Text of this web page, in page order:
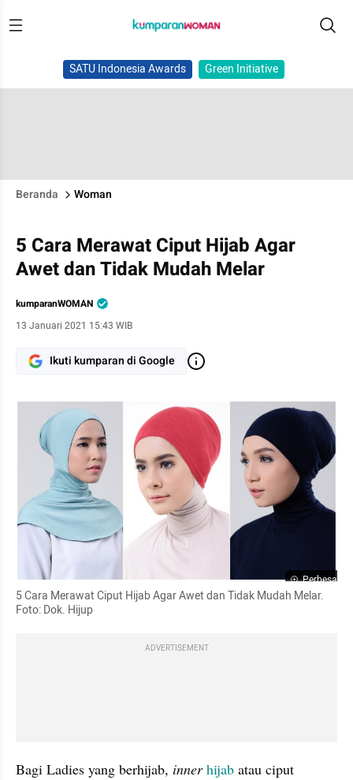
SATU Indonesia Awards Green Initiative
Beranda Woman
5 Cara Merawat Ciput Hijab Agar
Awet dan Tidak Mudah Melar
kumparanWOMAN
13 Januari 2021 15:43 WIB
Ikuti kumparan di Google
Perbesar
5 Cara Merawat Ciput Hijab Agar Awet dan Tidak Mudah Melar.
Foto: Dok. Hijup
ADVERTISEMENT
Bagi Ladies yang berhijab, inner hijab atau ciput